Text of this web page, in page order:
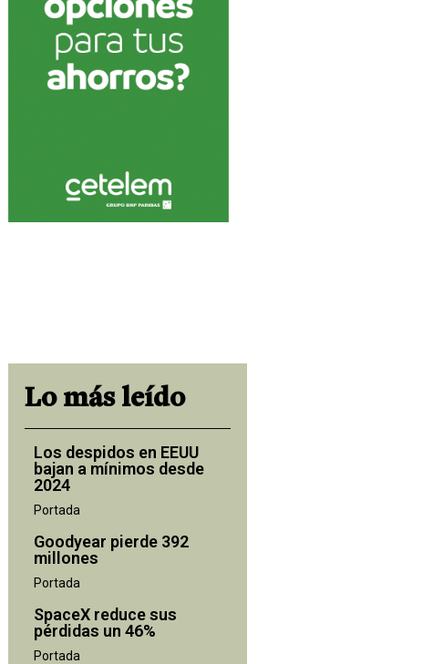
Lo más leído
Los despidos en EEUU
bajan a mínimos desde
2024
Portada
Goodyear pierde 392
millones
Portada
SpaceX reduce sus
pérdidas un 46%
Portada